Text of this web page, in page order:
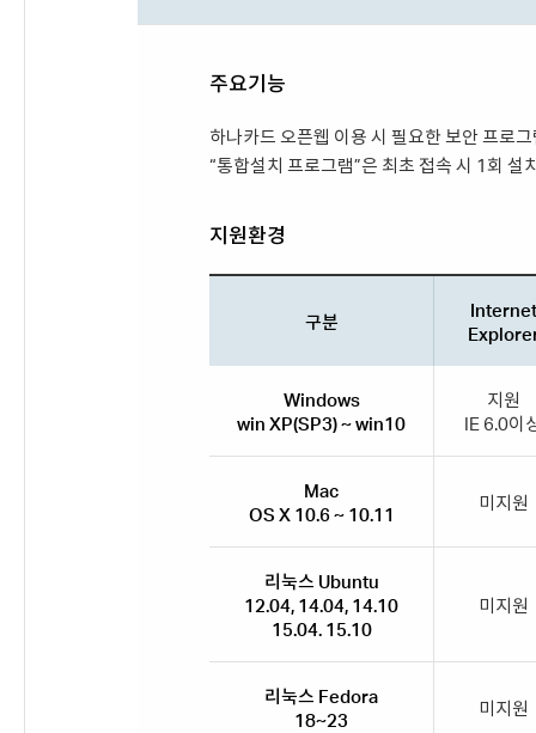
주요기능
하나카드 오픈웹 이용 시 필요한 보안 프로
“통합설치 프로그램”은 최초 접속 시 1회
지원환경
구분
Internet
Windows
win XP(SP3) ~ win10
지원
IE 6.0이
Mac
OS X 10.6 ~ 10.11
미지원
리눅스 Ubuntu
12.04, 14.04, 14.10
15.04. 15.10
미지원
리눅스 Fedora
18~23
미지원